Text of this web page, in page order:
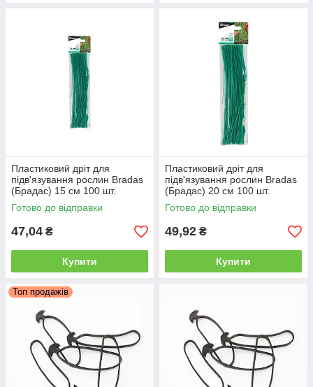
Пластиковий дріт для
підв'язування рослин Bradas
(Брадас) 15 см 100 шт.
Готово до відправки
47,04 ₴
Купити
Пластиковий дріт для
підв'язування рослин Bradas
(Брадас) 20 см 100 шт.
Готово до відправки
49,92 ₴
Купити
Топ продажів